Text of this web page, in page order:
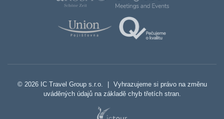
© 2026 IC Travel Group s.r.o.
Vyhrazujeme si právo na změnu
uváděných údajů na základě chyb třetích stran.